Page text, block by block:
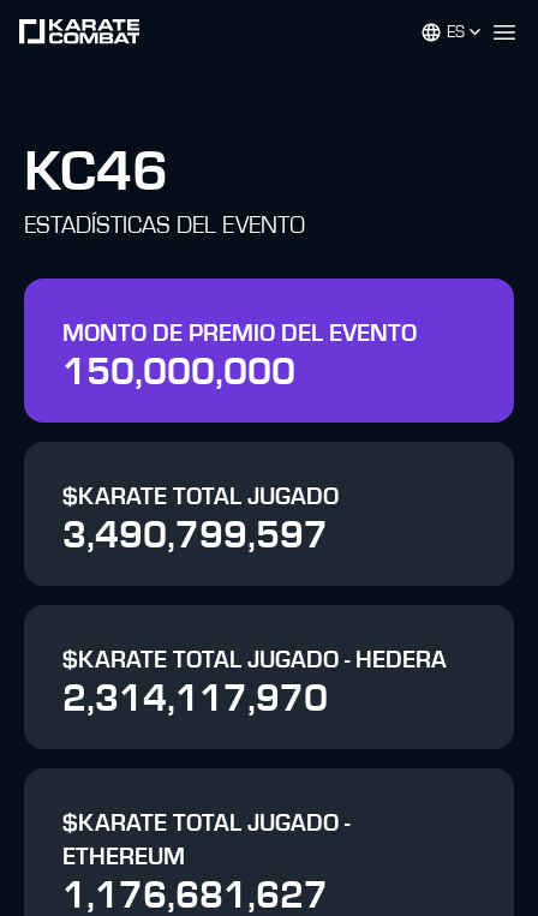
ES
KC46
ESTADÍSTICAS DEL EVENTO
MONTO DE PREMIO DEL EVENTO
150,000,000
$KARATE TOTAL JUGADO
3,490,799,597
$KARATE TOTAL JUGADO - HEDERA
2,314,117,970
$KARATE TOTAL JUGADO -
ETHEREUM
1,176,681,627